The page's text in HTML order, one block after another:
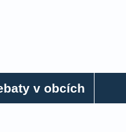
v obcích